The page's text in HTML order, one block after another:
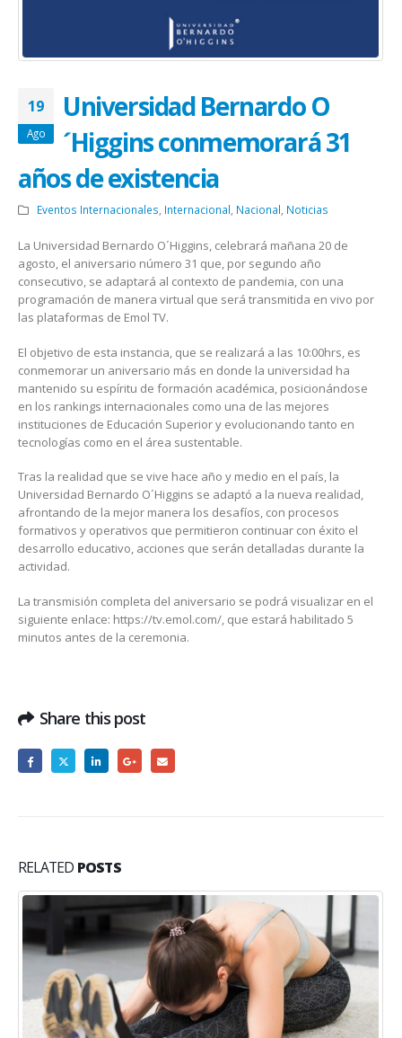
19
Ago
Universidad Bernardo O
´Higgins conmemorará 31
años de existencia
Eventos Internacionales, Internacional, Nacional, Noticias
La Universidad Bernardo O´Higgins, celebrará mañana 20 de
agosto, el aniversario número 31 que, por segundo año
consecutivo, se adaptará al contexto de pandemia, con una
programación de manera virtual que será transmitida en vivo por
las plataformas de Emol TV.
El objetivo de esta instancia, que se realizará a las 10:00hrs, es
conmemorar un aniversario más en donde la universidad ha
mantenido su espíritu de formación académica, posicionándose
en los rankings internacionales como una de las mejores
instituciones de Educación Superior y evolucionando tanto en
tecnologías como en el área sustentable.
Tras la realidad que se vive hace año y medio en el país, la
Universidad Bernardo O´Higgins se adaptó a la nueva realidad,
afrontando de la mejor manera los desafíos, con procesos
formativos y operativos que permitieron continuar con éxito el
desarrollo educativo, acciones que serán detalladas durante la
actividad.
La transmisión completa del aniversario se podrá visualizar en el
siguiente enlace: https://tv.emol.com/, que estará habilitado 5
minutos antes de la ceremonia.
Share this post
RELATED POSTS